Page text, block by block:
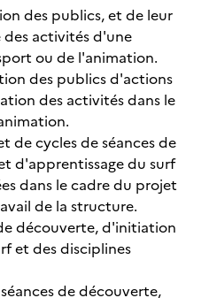
des publics, et de leur
des activités d'une
ou de l'animation.
des publics d'actions
des activités dans le
de cycles de séances de
d'apprentissage du surf
dans le cadre du projet
de la structure.
découverte, d'initiation
et des disciplines
de découverte,